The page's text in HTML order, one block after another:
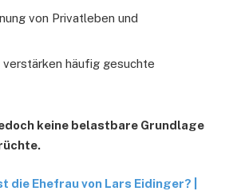
von Privatleben und
verstärken häufig gesuchte
keine belastbare Grundlage
die Ehefrau von Lars Eidinger? |